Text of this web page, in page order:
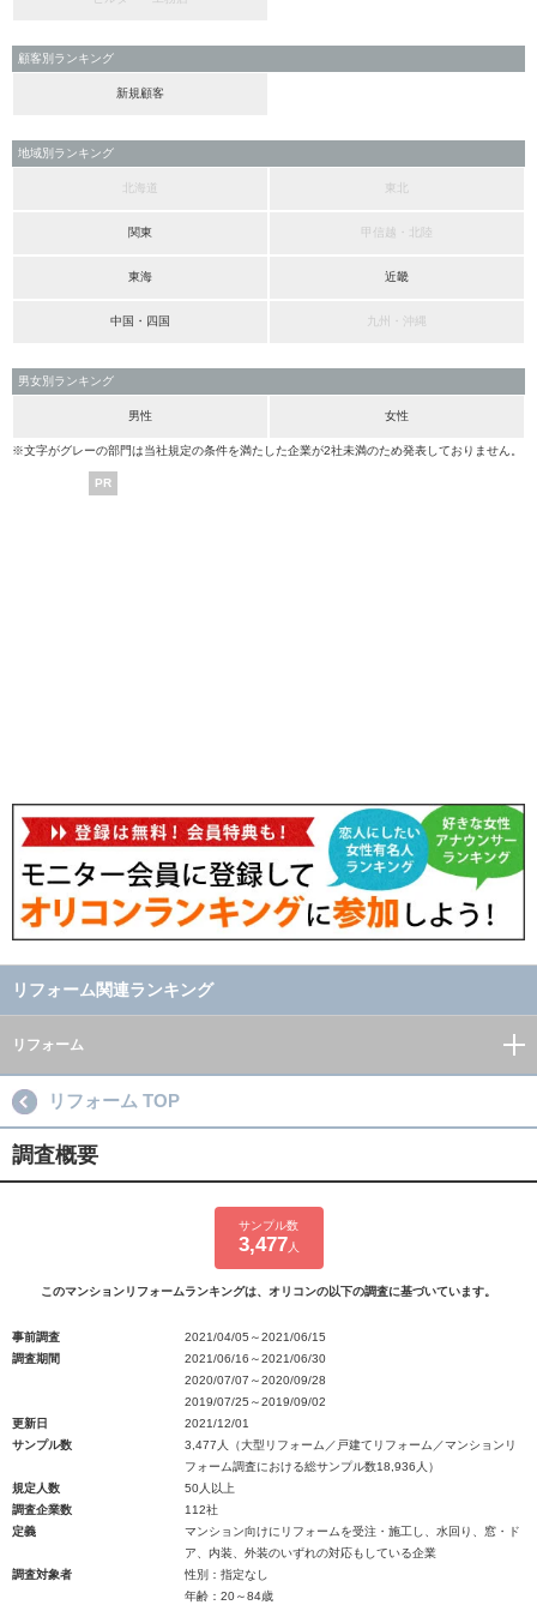
顧客別ランキング
新規顧客
地域別ランキング
北海道 東北
関東 甲信越・北陸
東海 近畿
中国・四国 九州・沖縄
男女別ランキング
男性 女性
※文字がグレーの部門は当社規定の条件を満たした企業が2社未満のため発表しておりません。
PR
リフォーム関連ランキング
リフォーム
リフォーム TOP
調査概要
サンプル数
3,477 人
このマンションリフォームランキングは、オリコンの以下の調査に基づいています。
事前調査
2021/04/05～2021/06/15
調査期間
2021/06/16～2021/06/30
2020/07/07～2020/09/28
2019/07/25～2019/09/02
更新日
2021/12/01
サンプル数
3,477人（大型リフォーム／戸建てリフォーム／マンションリ
フォーム調査における総サンプル数18,936人）
規定人数
50人以上
調査企業数
112社
定義
マンション向けにリフォームを受注・施工し、水回り、窓・ド
ア、内装、外装のいずれの対応もしている企業
調査対象者
性別：指定なし
年齢：20～84歳